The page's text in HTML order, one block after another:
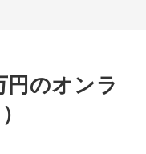
円のオンラ